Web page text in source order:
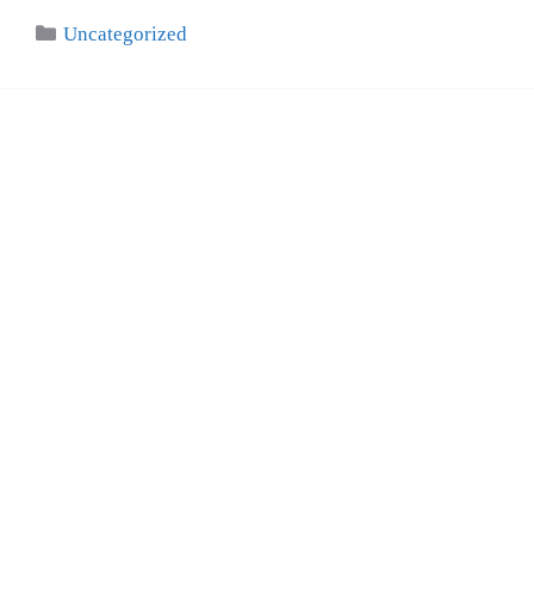
Categories
Uncategorized